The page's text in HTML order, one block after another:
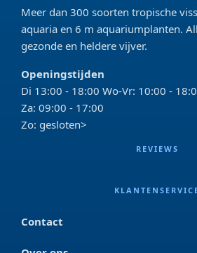
Meer dan 300 soorten tropische
aquaria en 6 m aquariumplanten.
gezonde en heldere vijver.
Openingstijden
Di 13:00 - 18:00 Wo-Vr: 10:00 -
Za: 09:00 - 17:00
Zo: gesloten>
REVIEWS
Contact